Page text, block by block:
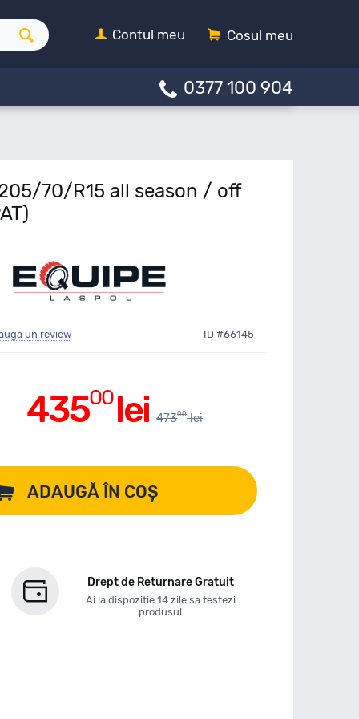
Cosul meu
Contul meu
0377 100 904
70/R15 all season / off
un review ID #66145
43500lei 47300 lei
ADAUGĂ ÎN COȘ
Drept de Returnare Gratuit
Ai la dispozitie 14 zile sa testezi
produsul